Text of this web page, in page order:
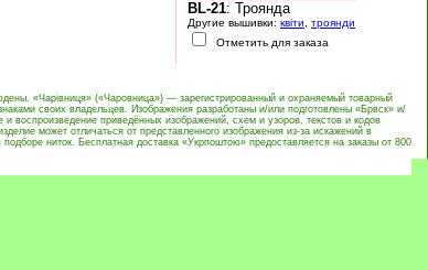
BL-21: Троянда
Другие вышивки: квіти
троянди
Отметить для заказа
«Чарівниця» («Чаровница») — зарегистрированный и охраняемый товарный
своих владельцев. Изображения разработаны и/или подготовлены «Брвск» и/
воспроизведение приведённых изображений, схем и узоров, текстов и кодов
может отличаться от представленного изображения из-за искажений в
ниток. Бесплатная доставка «Укрпоштою» предоставляется на заказы от 800